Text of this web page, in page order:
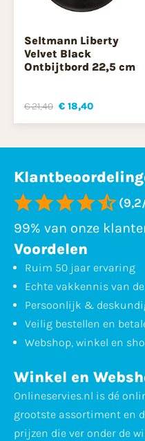
Seltmann Liberty
Velvet Black
Ontbijtbord 22,5 cm
€ 21,40 € 18,40
99% van onze
Voordelen
Ruim 50 jaar ervaring
Echte vakkennis van
Persoonlijk &
Veilig bestellen en
Webshop, winkel en
Winkel en
Onlineservies.nl is dé
grootste assortiment en
prijzen die ver onder de